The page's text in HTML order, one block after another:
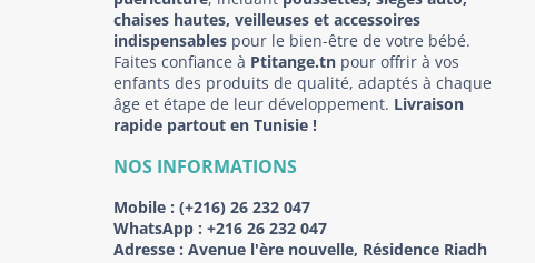
chaises hautes, veilleuses et accessoires
indispensables pour le bien-être de votre bébé.
Faites confiance à Ptitange.tn pour offrir à vos
enfants des produits de qualité, adaptés à chaque
âge et étape de leur développement. Livraison
rapide partout en Tunisie !
NOS INFORMATIONS
Mobile : (+216) 26 232 047
WhatsApp : +216 26 232 047
Adresse : Avenue l'ère nouvelle, Résidence Riadh